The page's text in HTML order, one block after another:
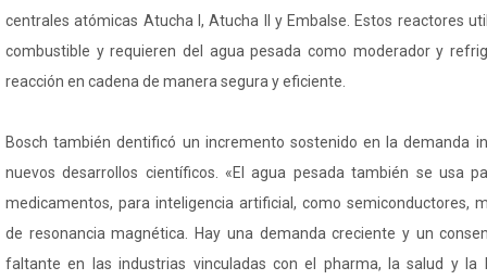
centrales atómicas Atucha I, Atucha II y Embalse. Estos reactores
combustible y requieren del agua pesada como moderador y
reacción en cadena de manera segura y eficiente.
Bosch también dentificó un incremento sostenido en la demanda
nuevos desarrollos científicos. «El agua pesada también se usa
medicamentos, para inteligencia artificial, como semiconductores,
de resonancia magnética. Hay una demanda creciente y un
faltante en las industrias vinculadas con el pharma, la salud y la